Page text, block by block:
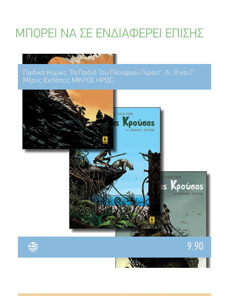
ΜΠΟΡΕΙ ΝΑ ΣΕ ΕΝΔΙΑΦΕΡΕΙ ΕΠΙΣΗΣ
Παιδικό Κόμικς "Τα Παιδιά Του Πλοιάρχου Γκραντ", Α', Β'και Γ'
Μέρος (Εκδόσεις ΜΙΚΡΟΣ ΗΡΩΣ)
9.90